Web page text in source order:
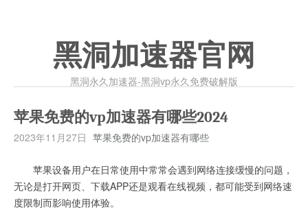
黑洞加速器官网
黑洞永久加速器-黑洞vp永久免费破解版
苹果免费的vp加速器有哪些2024
2023年11月27日 苹果免费的vp加速器有哪些
苹果设备用户在日常使用中常常会遇到网络连接缓慢的问题，
无论是打开网页、下载APP还是观看在线视频，都可能受到网络速
度限制而影响使用体验。